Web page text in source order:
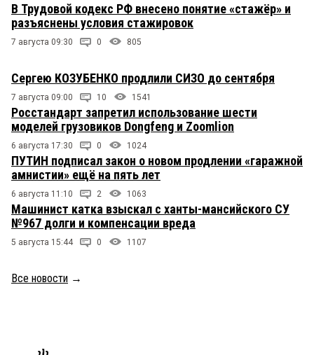
В Трудовой кодекс РФ внесено понятие «стажёр» и
разъяснены условия стажировок
7 августа 09:30 0 805
Сергею КОЗУБЕНКО продлили СИЗО до сентября
7 августа 09:00 10 1541
Росстандарт запретил использование шести
моделей грузовиков Dongfeng и Zoomlion
6 августа 17:30 0 1024
ПУТИН подписал закон о новом продлении «гаражной
амнистии» ещё на пять лет
6 августа 11:10 2 1063
Машинист катка взыскал с ханты-мансийского СУ
№967 долги и компенсации вреда
5 августа 15:44 0 1107
Все новости →